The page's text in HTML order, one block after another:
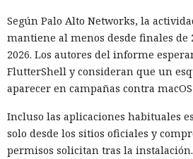
Según Palo Alto Networks, la
mantiene al menos desde finales de
2026. Los autores del informe
FlutterShell y consideran que un
aparecer en campañas contra
Incluso las aplicaciones habituales
solo desde los sitios oficiales y
permisos solicitan tras la